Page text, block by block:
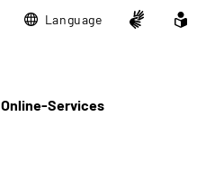
Language
Online-Services